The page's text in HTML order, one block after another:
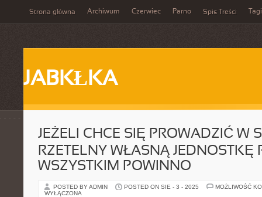
Strona główna Archiwum Czerwiec Parno Spis Treści Tagi
JABKŁKA
JEŻELI CHCE SIĘ PROWADZIĆ W
RZETELNY WŁASNĄ JEDNOSTKĘ
WSZYSTKIM POWINNO
POSTED BY ADMIN POSTED ON SIE - 3 - 2025
MOŻLIWOŚĆ
WYŁĄCZONA